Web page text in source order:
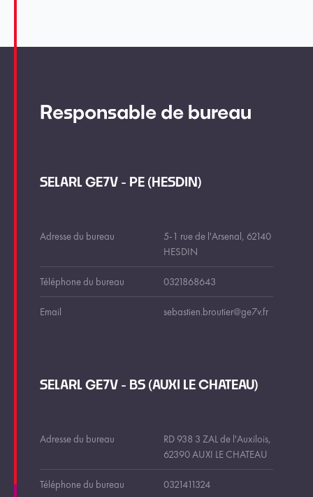
Responsable de bureau
SELARL GE7V - PE (HESDIN)
Adresse du bureau
5-1 rue de l'Arsenal, 62140
HESDIN
Téléphone du bureau 0321868643
Email sebastien.broutier@ge7v.fr
SELARL GE7V - BS (AUXI LE CHATEAU)
Adresse du bureau
RD 938 3 ZAL de l'Auxilois,
62390 AUXI LE CHATEAU
Téléphone du bureau 0321411324